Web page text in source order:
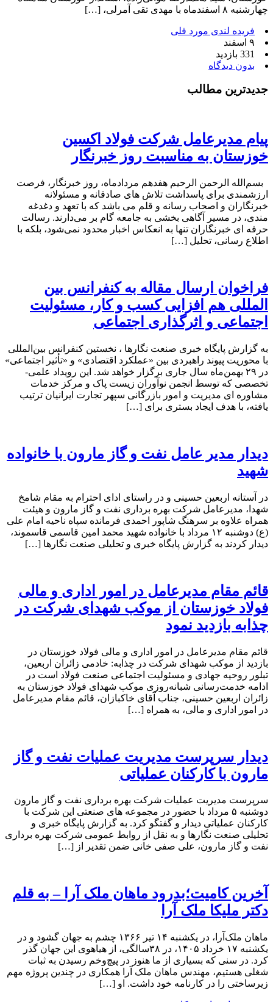
چهارشنبه ۸ اسفندماه با مهدی تقی آمرلی، […]
فریده لندی مورد فلی
۹ اسفند
331 بازدید
بدون دیدگاه
جدیدترین مطالب
پیام مدیرعامل شرکت فولاد اکسین
خوزستان به مناسبت روز خبرنگار
بسم‌الله الرحمن الرحیم هفدهم مردادماه، روز خبرنگار، فرصت
ارزشمندی برای پاسداشت تلاش‌ های صادقانه و مسئولانه
خبرنگاران و اصحاب رسانه و قلم می باشد که با تعهد و دغدغه‌
مندی، در مسیر آگاهی‌ بخشی به جامعه گام بر می‌دارند. رسالت
حرفه‌ ای خبرنگاران تنها به انعکاس اخبار محدود نمی‌شود، بلکه با
اطلاع رسانی، تحلیل […]
فراخوان ارسال مقاله به کنفرانس بین
المللی هم افزایی کسب و کار، مسئولیت
اجتماعی و اثرگذاری اجتماعی
به گزارش پایگاه خبری صنعت نگارها ، نخستین کنفرانس بین‌المللی
با محوریت پیوند راهبردی بین «عملکرد اقتصادی» و «تأثیر اجتماعی»
در ۲۹ بهمن‌ماه سال جاری برگزار خواهد شد. این رویداد علمی-
تخصصی که توسط انجمن نوآوران زیست پاک و مرکز خدمات
مشاوره ای مدیریت و امور بازرگانی سپهر تجارت ایرانیان ترتیب
یافته، با هدف ایجاد بستری برای […]
دیدار مدیر عامل نفت و گاز مارون با خانواده
شهید
در آستانه اربعین حسینی و در راستای ادای احترام به مقام شامخ
شهدا، مدیرعامل شرکت بهره برداری نفت و گاز مارون و هیئت
همراه علاوه بر سرهنگ شاپور احمدی فرمانده سپاه ناحیه امام علی
(ع) دوشنبه ۱۲ مرداد با خانواده شهید محمد امین قاسمی قاسموند،
دیدار کردند به گزارش پایگاه خبری و تحلیلی صنعت نگارها […]
قائم مقام مدیرعامل در امور اداری و مالی
فولاد خوزستان از موکب شهدای شرکت در
چذابه بازدید نمود
قائم مقام مدیرعامل در امور اداری و مالی فولاد خوزستان در
بازدید از موکب شهدای شرکت در چذابه: خادمی زائران اربعین،
تبلور روحیه جهادی و مسئولیت اجتماعی صنعت فولاد است در
ادامه خدمت‌رسانی شبانه‌روزی موکب شهدای فولاد خوزستان به
زائران اربعین حسینی، جناب آقای خاکبازان، قائم مقام مدیرعامل
در امور اداری و مالی، به همراه […]
دیدار سرپرست مدیریت عملیات نفت و گاز
مارون با کارکنان عملیاتی
سرپرست مدیریت عملیات شرکت بهره برداری نفت و گاز مارون
دوشنبه ۵ مرداد با حضور در مجموعه های صنعتی این شرکت با
کارکنان عملیاتی دیدار و گفتگو کرد. به گزارش پایگاه خبری و
تحلیلی صنعت نگارها و به نقل از روابط عمومی شرکت بهره برداری
نفت و گاز مارون، علی صفی خانی ضمن تقدیر از […]
آخرین کامیت؛بدرود ماهان ملک آرا – به قلم
دکتر ملیکا ملک آرا
ماهان ملک‌آرا، در یکشنبه ۱۴ تیر ۱۳۶۶ چشم به جهان گشود و در
یکشنبه ۱۷ خرداد ۱۴۰۵، در ۳۸سالگی، از هیاهوی این جهان گذر
کرد. در سنی که بسیاری از ما هنوز در پیچ‌وخم رسیدن به ثبات
شغلی هستیم، مهندس ماهان ملک آرا همکاری در چندین پروژه مهم
زیرساختی را در کارنامه خود داشت. او […]